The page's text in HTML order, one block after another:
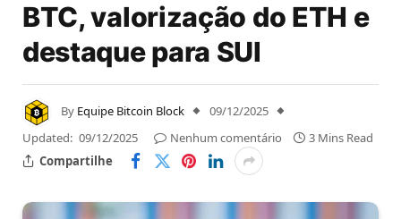
BTC, valorização do ETH e
destaque para SUI
By Equipe Bitcoin Block
09/12/2025
Updated: 09/12/2025 Nenhum comentário
3 Mins Read
Compartilhe